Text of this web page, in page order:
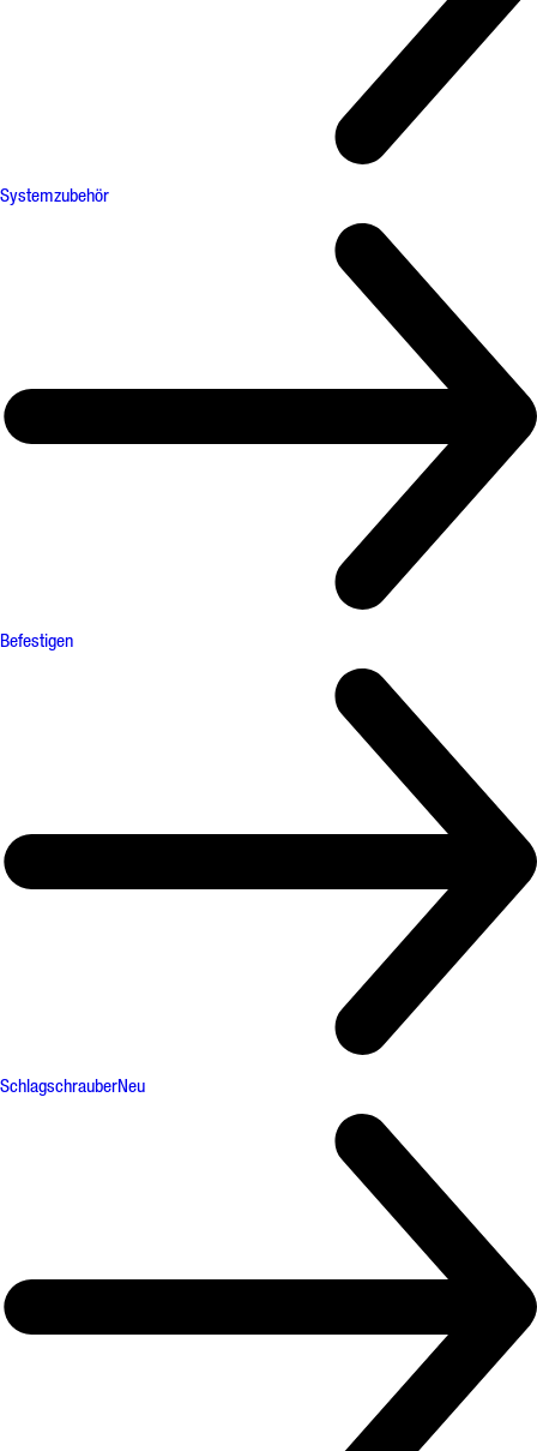
Systemzubehör
Befestigen
SchlagschrauberNeu